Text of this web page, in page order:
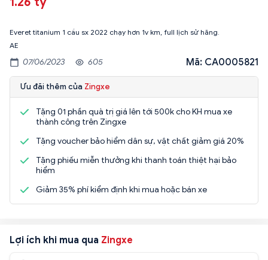
Everet titanium 1 cầu sx 2022 chạy hơn 1v km, full lịch sử hãng.
AE
07/06/2023 605 Mã: CA0005821
Ưu đãi thêm của Zingxe
Tặng 01 phần quà trị giá lên tới 500k cho KH mua xe
thành công trên Zingxe
Tặng voucher bảo hiểm dân sự, vật chất giảm giá 20%
Tặng phiếu miễn thưởng khi thanh toán thiệt hại bảo
hiểm
Giảm 35% phí kiểm định khi mua hoặc bán xe
Lợi ích khi mua qua Zingxe